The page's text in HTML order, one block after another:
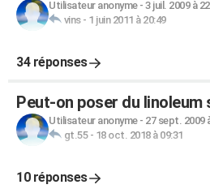
Utilisateur anonyme- 3 juil. 2009 à
vins- 1 juin 2011 à 20:49
34 réponses
Peut-on poser du linoleum
Utilisateur anonyme- 27 sept. 2009
gt.55- 18 oct. 2018 à 09:31
10 réponses